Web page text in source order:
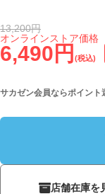
6,490円 (税込)
オンラインストア価格
13,200円
サカゼン会員ならポイント
店舗在庫を